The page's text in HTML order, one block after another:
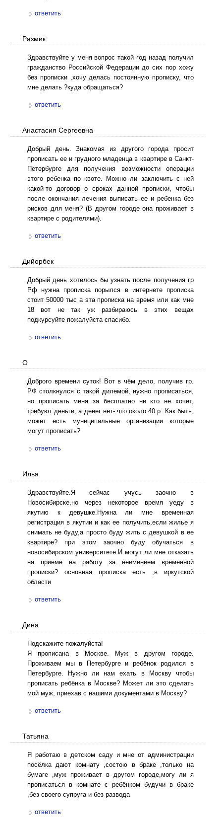
ответить
Размик
Здравствуйте у меня вопрос такой год назад получил
гражданство Российской Федерации до сих пор хожу
без прописки ,хочу делась постоянную прописку, что
мне делать ?куда обращаться?
ответить
Анастасия Сергеевна
Добрый день. Знакомая из другого города просит
прописать ее и грудного младенца в квартире в Санкт-
Петербурге для получения возможности операции
этого ребенка по квоте. Можно ли заключить с ней
какой-то договор о сроках данной прописки, чтобы
после окончания лечения выписать ее и ребенка без
рисков для меня? (В другом городе она проживает в
квартире с родителями).
ответить
Дийорбек
Добрый день хотелось бы узнать после получения гр
Рф нужна прописка порылся в интернете прописка
стоит 50000 тыс а эта прописка на время или как мне
18 вот не так уж разбираюсь в этих вещах
подкурсуйте пожалуйста спасибо.
ответить
О
Доброго времени суток! Вот в чём дело, получив гр.
РФ столкнулся с такой дилемой, нужно прописаться,
но прописать меня за бесплатно ни кто не хочет,
требуют деньги, а денег нет- что около 40 р. Как быть,
может есть муниципальные организации которые
могут прописать?
ответить
Илья
Здравствуйте.Я сейчас учусь заочно в
Новосибирске,но через некоторое время уеду в
якутию к девушке.Нужна ли мне временная
регистрация в якутии и как ее получить,если жилье я
снимать не буду,а просто буду жить с девушкой в ее
квартире? при этом заочно буду обучаться в
новосибирском университете.И могут ли мне отказать
на приеме на работу за неимением временной
прописки? основная прописка есть ,в иркутской
области
ответить
Дина
Подскажите пожалуйста!
Я прописана в Москве. Муж в другом городе.
Проживаем мы в Петербурге и ребёнок родился в
Петербурге. Нужно ли нам ехать в Москву чтобы
прописать ребёнка в Москве? Может ли это сделать
мой муж, приехав с нашими документами в Москву?
ответить
Татьяна
Я работаю в детском саду и мне от администрации
посёлка дают комнату ,состою в браке ,только на
бумаге ,муж проживает в другом городе,могу ли я
прописаться в комнате с ребёнком будучи в браке
,без своего супруга и без развода
ответить